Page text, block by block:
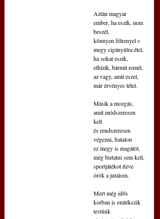
Aztán magyar
ember, ha eszik, nem
beszél,
könnyen félrenyel s
megy cigányútra étel,
ha sokat eszik,
elhízik, bármit remél,
az vagy, amit eszel,
már érvényes tétel.
Másik a mozgás,
amit módszeresen
kell
és rendszeresen
végezni, fiatalon
ez megy is magától,
még biztatni sem kell,
sportjátékot űzve
örök a jutalom.
Mert még idős
korban is emlékszik
testünk